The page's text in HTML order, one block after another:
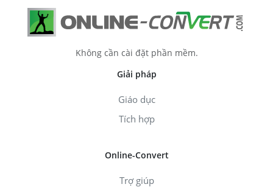
Không cần cài đặt phần mềm.
Giải pháp
Giáo dục
Tích hợp
Online-Convert
Trợ giúp